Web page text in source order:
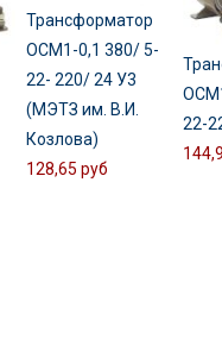
Трансформатор
ОСМ1-0,1 380/ 5-
22- 220/ 24 У3
(МЭТЗ им. В.И.
Козлова)
128,65 руб
22-